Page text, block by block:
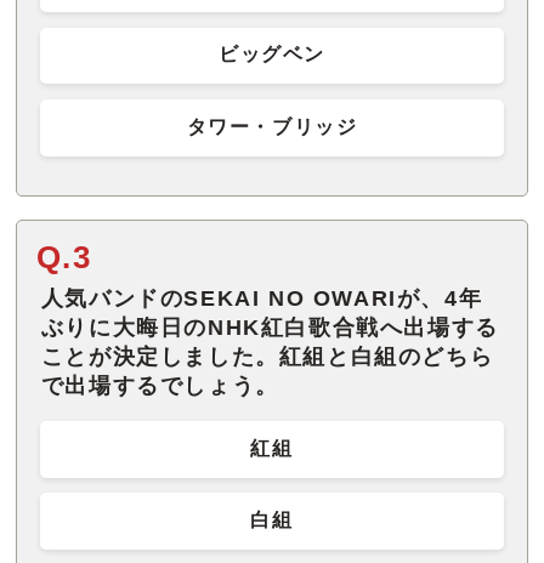
ビッグベン
タワー・ブリッジ
Q.3
人気バンドのSEKAI NO OWARIが、4年
ぶりに大晦日のNHK紅白歌合戦へ出場する
ことが決定しました。紅組と白組のどちら
で出場するでしょう。
紅組
白組